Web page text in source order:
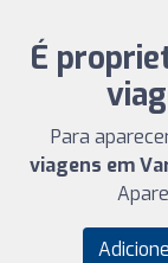
É
Para
viagens em